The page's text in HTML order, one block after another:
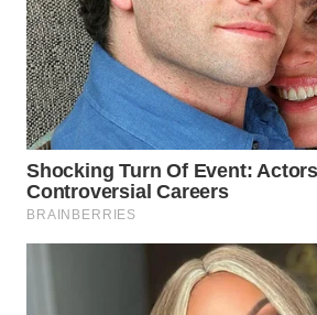
TAPANULI
UTARA
WN
SAMOSIR
WN
PADANG
LAWAS